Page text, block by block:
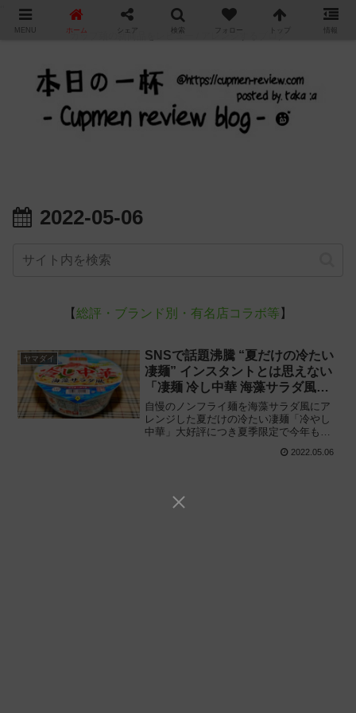
カップ麺の新商品をレビュー / アレンジするブログ
2022-05-06
【総評・ブランド別・有名店コラボ等 】
ヤマダイ
SNSで話題沸騰 “夏だけの冷たい
凄麺” インスタントとは思えない
「凄麺 冷し中華 海藻サラダ風」
待望の復活!!
自慢のノンフライ麺を海藻サラダ風にア
レンジした夏だけの冷たい凄麺「冷やし
中華」大好評につき夏季限定で今年も登
凄麺（すごめん）冷し中華 海藻サラダ
2022.05.06
MENU ホーム シェア 検索 フォロー トップ 情報